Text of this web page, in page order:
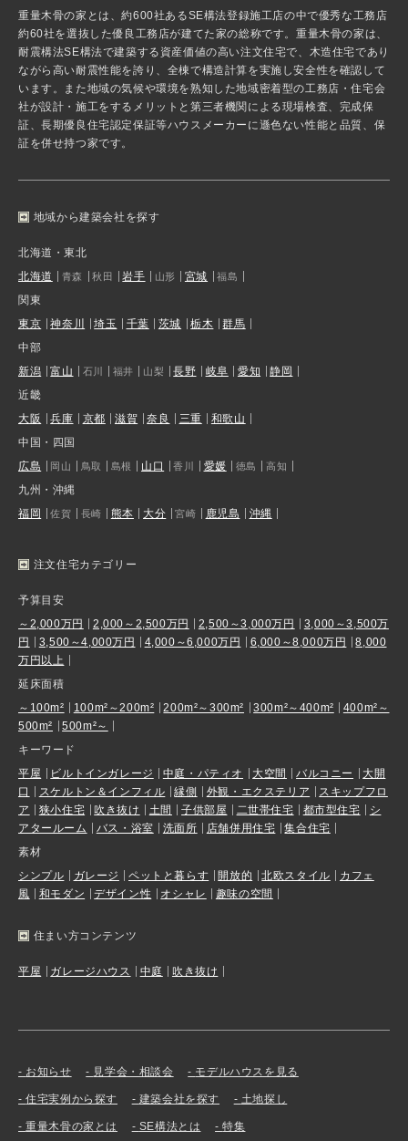
重量木骨の家とは、約600社あるSE構法登録施工店の中で優秀な工務店
約60社を選抜した優良工務店が建てた家の総称です。重量木骨の家は、
耐震構法SE構法で建築する資産価値の高い注文住宅で、木造住宅であり
ながら高い耐震性能を誇り、全棟で構造計算を実施し安全性を確認して
います。また地域の気候や環境を熟知した地域密着型の工務店・住宅会
社が設計・施工をするメリットと第三者機関による現場検査、完成保
証、長期優良住宅認定保証等ハウスメーカーに遜色ない性能と品質、保
証を併せ持つ家です。
地域から建築会社を探す
北海道・東北
北海道
青森 秋田 岩手 山形 宮城 福島
関東
東京
神奈川 埼玉 千葉 茨城 栃木
群馬
中部
新潟
富山 石川 福井 山梨 長野 岐阜 愛知
静岡
近畿
大阪
兵庫 京都 滋賀 奈良 三重
和歌山
中国・四国
広島
岡山 鳥取 島根 山口 香川 愛媛 徳島 高知
九州・沖縄
福岡
佐賀 長崎 熊本 大分 宮崎 鹿児島 沖縄
注文住宅カテゴリー
予算目安
～2,000万円
2,000～2,500万円 2,500～3,000万円
3,000～3,500万
円
3,500～4,000万円 4,000～6,000万円 6,000～8,000万円
8,000
万円以上
延床面積
～100m²
100m²～200m² 200m²～300m² 300m²～400m²
400m²～
500m²
500m²～
キーワード
平屋
ビルトインガレージ 中庭・パティオ 大空間 バルコニー
大開
口
スケルトン＆インフィル 縁側 外観・エクステリア
スキップフロ
ア
狭小住宅 吹き抜け 土間 子供部屋 二世帯住宅 都市型住宅
シ
アタールーム
バス・浴室 洗面所 店舗併用住宅
集合住宅
素材
シンプル
ガレージ ペットと暮らす 開放的 北欧スタイル
カフェ
風
和モダン デザイン性 オシャレ 趣味の空間
住まい方コンテンツ
平屋 ガレージハウス 中庭 吹き抜け
お知らせ 見学会・相談会 モデルハウスを見る
住宅実例から探す 建築会社を探す 土地探し
重量木骨の家とは SE構法とは 特集